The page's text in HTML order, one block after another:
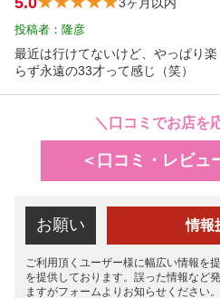
投稿者：隆彦
最近は行けてないけど、やっぱり
らず永遠の33才って感じ（笑）
＼口コミでお店を
＜口コミ・レビュ
お願い
ご利用頂くユーザー様に幅広い情報を
を提供しております。誤った情報など
ますがフォームよりお知らせください。
情報